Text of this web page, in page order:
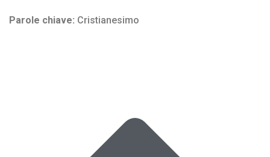
Parole chiave: Cristianesimo